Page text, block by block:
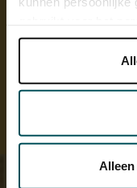
onder 'aanpassen'
Lees onze
Via de
ZomerConcerten was
Ontdek meer
Bekijk alle Ontdek-